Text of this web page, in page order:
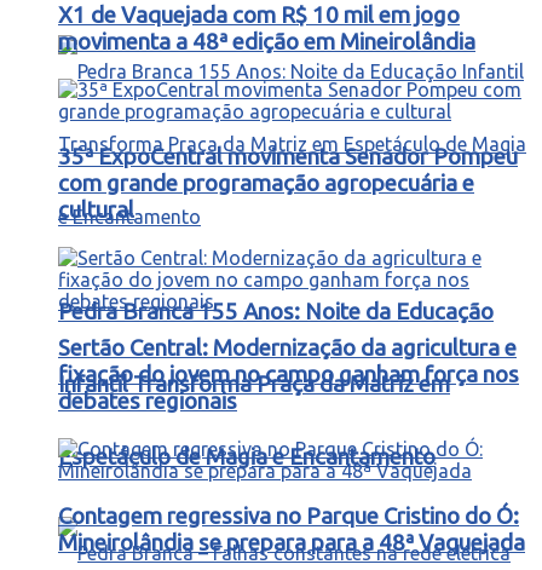
Pedra Branca 155 Anos: Noite da Educação
Infantil Transforma Praça da Matriz em
Espetáculo de Magia e Encantamento
X1 de Vaquejada com R$ 10 mil em jogo
movimenta a 48ª edição em Mineirolândia
35ª ExpoCentral movimenta Senador Pompeu
com grande programação agropecuária e
cultural
Sertão Central: Modernização da agricultura e
fixação do jovem no campo ganham força nos
debates regionais
Contagem regressiva no Parque Cristino do Ó:
Mineirolândia se prepara para a 48ª Vaquejada